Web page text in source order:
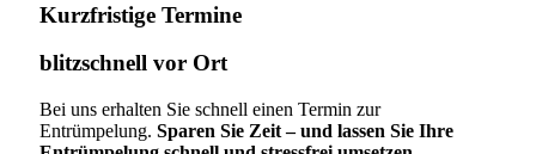
Kurzfristige Termine​
blitzschnell vor Ort
Bei uns erhalten Sie schnell einen Termin zur
Entrümpelung. Sparen Sie Zeit – und lassen Sie Ihre